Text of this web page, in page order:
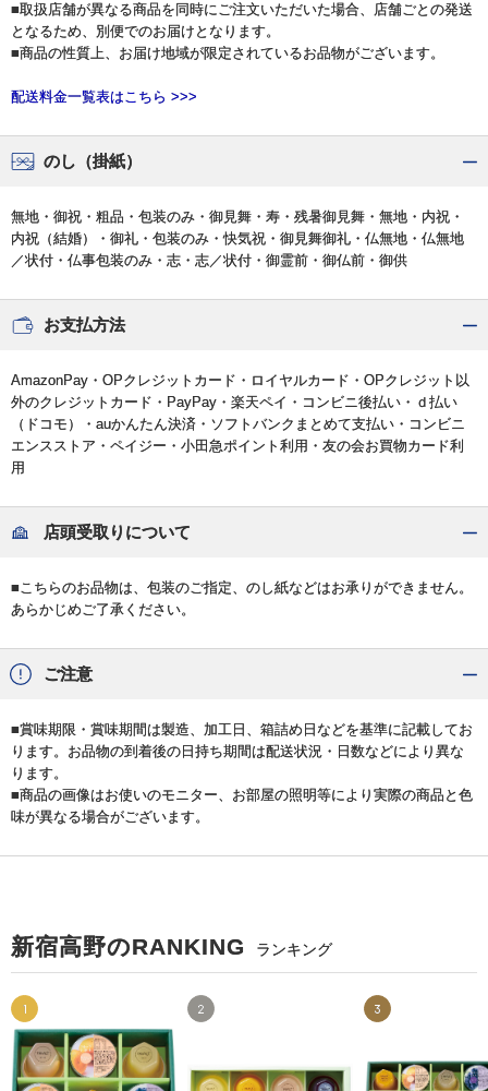
■取扱店舗が異なる商品を同時にご注文いただいた場合、店舗ごとの発送
となるため、別便でのお届けとなります。
■商品の性質上、お届け地域が限定されているお品物がございます。
配送料金一覧表はこちら >>>
のし（掛紙）
無地・御祝・粗品・包装のみ・御見舞・寿・残暑御見舞・無地・内祝・
内祝（結婚）・御礼・包装のみ・快気祝・御見舞御礼・仏無地・仏無地
／状付・仏事包装のみ・志・志／状付・御霊前・御仏前・御供
お支払方法
AmazonPay・OPクレジットカード・ロイヤルカード・OPクレジット以
外のクレジットカード・PayPay・楽天ペイ・コンビニ後払い・ｄ払い
（ドコモ）・auかんたん決済・ソフトバンクまとめて支払い・コンビニ
エンスストア・ペイジー・小田急ポイント利用・友の会お買物カード利
用
店頭受取りについて
■こちらのお品物は、包装のご指定、のし紙などはお承りができません。
あらかじめご了承ください。
ご注意
■賞味期限・賞味期間は製造、加工日、箱詰め日などを基準に記載してお
ります。お品物の到着後の日持ち期間は配送状況・日数などにより異な
ります。
■商品の画像はお使いのモニター、お部屋の照明等により実際の商品と色
味が異なる場合がございます。
新宿高野のRANKING ランキング
1 2 3